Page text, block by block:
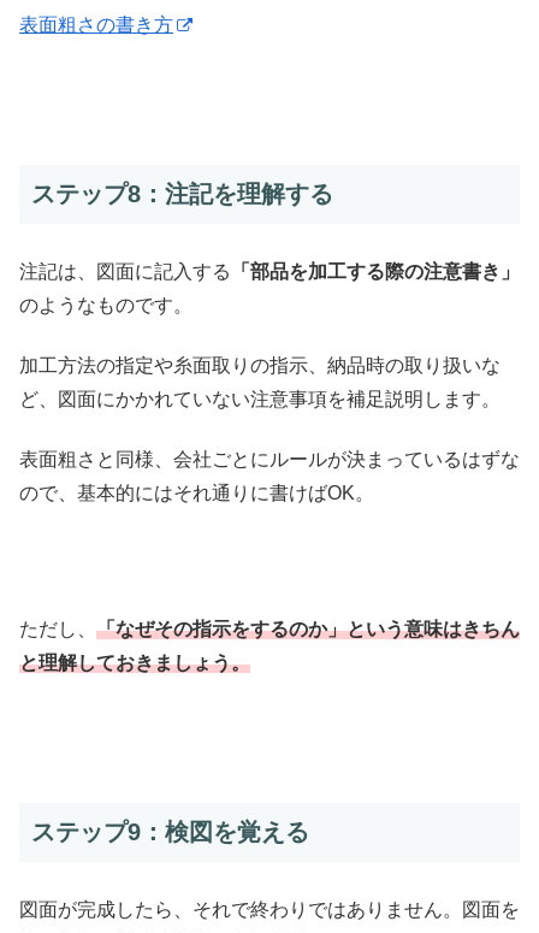
表面粗さの書き方
ステップ8：注記を理解する
注記は、図面に記入する
「部品を加工する際の注意書き」
のようなものです。
加工方法の指定や糸面取りの指示、納品時の取り扱いな
ど、図面にかかれていない注意事項を補足説明します。
表面粗さと同様、会社ごとにルールが決まっているはずな
ので、基本的にはそれ通りに書けばOK。
ただし、 「なぜその指示をするのか」という意味はきちん
と理解しておきましょう。
ステップ9：検図を覚える
図面が完成したら、それで終わりではありません。図面を